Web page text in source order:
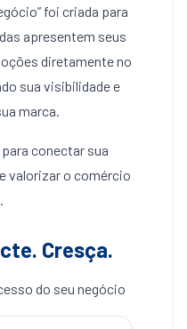
foi criada para
apresentem seus
diretamente no
sua visibilidade e
marca.
conectar sua
valorizar o comércio
Cresça.
do seu negócio